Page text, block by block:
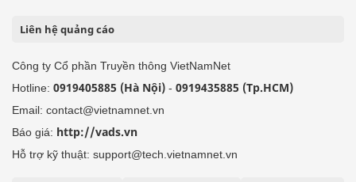
Liên hệ quảng cáo
Công ty Cổ phần Truyền thông VietNamNet
Hotline: 0919405885 (Hà Nội) - 0919435885 (Tp.HCM)
Email: contact@vietnamnet.vn
Báo giá: http://vads.vn
Hỗ trợ kỹ thuật: support@tech.vietnamnet.vn